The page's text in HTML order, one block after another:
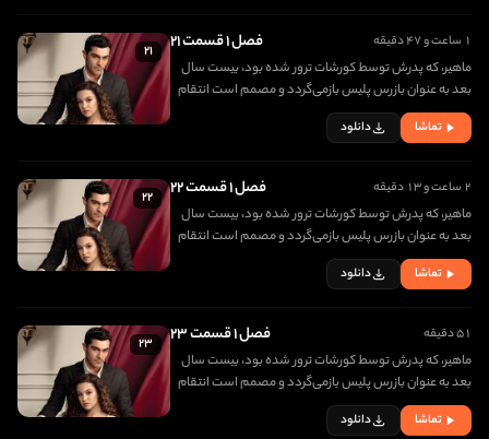
۱ ساعت و ۴۷ دقیقه فصل ۱ قسمت ۲۱
ماهیر، که پدرش توسط کورشات ترور شده بود، بیست سال
بعد به عنوان بازرس پلیس بازمی‌گردد و مصمم است انتقام
مرگ پدرش را بگیرد. در اولین روز بازگشتش، با دختری زیبا به
نام جانفزا برخورد کرده و عاشق او می شود
تماشا دانلود
۲۱
۲ ساعت و ۱۳ دقیقه فصل ۱ قسمت ۲۲
ماهیر، که پدرش توسط کورشات ترور شده بود، بیست سال
بعد به عنوان بازرس پلیس بازمی‌گردد و مصمم است انتقام
مرگ پدرش را بگیرد. در اولین روز بازگشتش، با دختری زیبا به
نام جانفزا برخورد کرده و عاشق او می شود
تماشا دانلود
۲۲
۵۱ دقیقه فصل ۱ قسمت ۲۳
ماهیر، که پدرش توسط کورشات ترور شده بود، بیست سال
بعد به عنوان بازرس پلیس بازمی‌گردد و مصمم است انتقام
مرگ پدرش را بگیرد. در اولین روز بازگشتش، با دختری زیبا به
نام جانفزا برخورد کرده و عاشق او می شود
تماشا دانلود
۲۳